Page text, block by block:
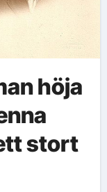
höja
stort